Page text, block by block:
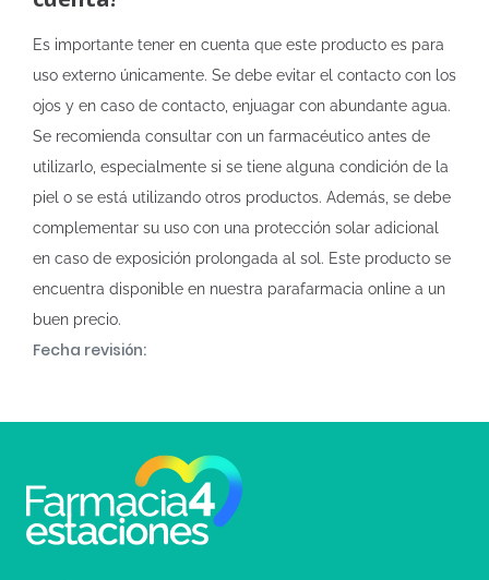
Es importante tener en cuenta que este producto es para
uso externo únicamente. Se debe evitar el contacto con los
ojos y en caso de contacto, enjuagar con abundante agua.
Se recomienda consultar con un farmacéutico antes de
utilizarlo, especialmente si se tiene alguna condición de la
piel o se está utilizando otros productos. Además, se debe
complementar su uso con una protección solar adicional
en caso de exposición prolongada al sol. Este producto se
encuentra disponible en nuestra parafarmacia online a un
buen precio.
Fecha revisión: